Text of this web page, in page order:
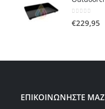
€229,95
ΕΠΙΚΟΙΝΩΝΗΣΤΕ